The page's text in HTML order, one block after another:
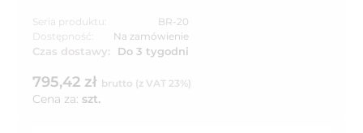
Seria produktu:
BR-20
Dostępność:
Na zamówienie
Czas dostawy: Do 3 tygodni
795,42 zł brutto (z VAT 23%)
Cena za: szt.